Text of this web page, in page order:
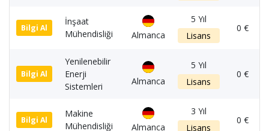
Bilgi Al
İnşaat
Mühendisliği
Almanca
5 Yıl
Lisans
0 €
Bilgi Al
Yenilenebilir
Enerji
Sistemleri
Almanca
5 Yıl
Lisans
0 €
Bilgi Al
Makine
Mühendisliği
Almanca
3 Yıl
Lisans
0 €